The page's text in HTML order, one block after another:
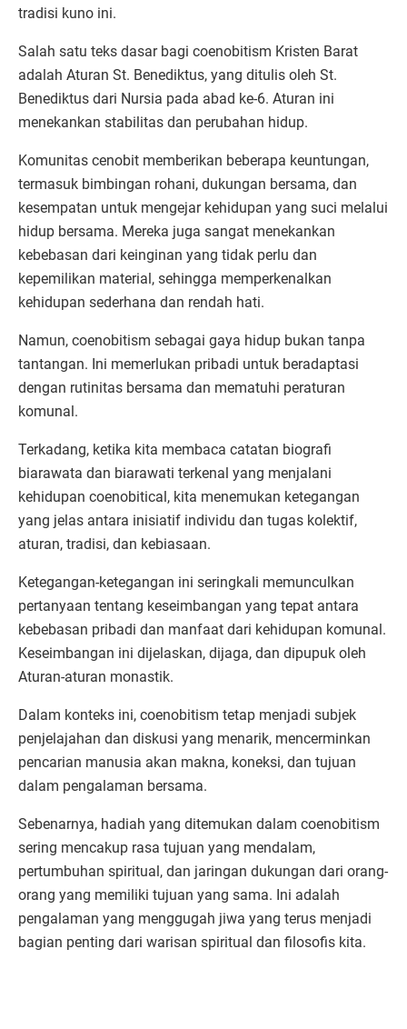
tradisi kuno ini.
Salah satu teks dasar bagi coenobitism Kristen Barat
adalah Aturan St. Benediktus, yang ditulis oleh St.
Benediktus dari Nursia pada abad ke-6. Aturan ini
menekankan stabilitas dan perubahan hidup.
Komunitas cenobit memberikan beberapa keuntungan,
termasuk bimbingan rohani, dukungan bersama, dan
kesempatan untuk mengejar kehidupan yang suci melalui
hidup bersama. Mereka juga sangat menekankan
kebebasan dari keinginan yang tidak perlu dan
kepemilikan material, sehingga memperkenalkan
kehidupan sederhana dan rendah hati.
Namun, coenobitism sebagai gaya hidup bukan tanpa
tantangan. Ini memerlukan pribadi untuk beradaptasi
dengan rutinitas bersama dan mematuhi peraturan
komunal.
Terkadang, ketika kita membaca catatan biografi
biarawata dan biarawati terkenal yang menjalani
kehidupan coenobitical, kita menemukan ketegangan
yang jelas antara inisiatif individu dan tugas kolektif,
aturan, tradisi, dan kebiasaan.
Ketegangan-ketegangan ini seringkali memunculkan
pertanyaan tentang keseimbangan yang tepat antara
kebebasan pribadi dan manfaat dari kehidupan komunal.
Keseimbangan ini dijelaskan, dijaga, dan dipupuk oleh
Aturan-aturan monastik.
Dalam konteks ini, coenobitism tetap menjadi subjek
penjelajahan dan diskusi yang menarik, mencerminkan
pencarian manusia akan makna, koneksi, dan tujuan
dalam pengalaman bersama.
Sebenarnya, hadiah yang ditemukan dalam coenobitism
sering mencakup rasa tujuan yang mendalam,
pertumbuhan spiritual, dan jaringan dukungan dari orang-
orang yang memiliki tujuan yang sama. Ini adalah
pengalaman yang menggugah jiwa yang terus menjadi
bagian penting dari warisan spiritual dan filosofis kita.